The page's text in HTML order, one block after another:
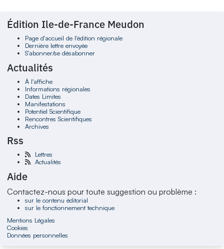
Édition Ile-de-France Meudon
Page d'accueil de l'édition régionale
Dernière lettre envoyée
S'abonner/se désabonner
Actualités
À l'affiche
Informations régionales
Dates Limites
Manifestations
Potentiel Scientifique
Rencontres Scientifiques
Archives
Rss
Lettres
Actualités
Aide
Contactez-nous pour toute suggestion ou problème :
sur le contenu éditorial
sur le fonctionnement technique
Mentions Légales
Cookies
Données personnelles